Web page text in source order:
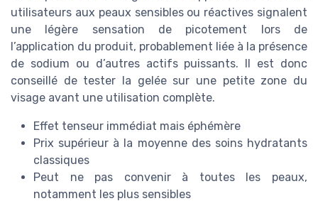
utilisateurs aux peaux sensibles ou réactives signalent
une légère sensation de picotement lors de
l’application du produit, probablement liée à la présence
de sodium ou d’autres actifs puissants. Il est donc
conseillé de tester la gelée sur une petite zone du
visage avant une utilisation complète.
Effet tenseur immédiat mais éphémère
Prix supérieur à la moyenne des soins hydratants
classiques
Peut ne pas convenir à toutes les peaux,
notamment les plus sensibles